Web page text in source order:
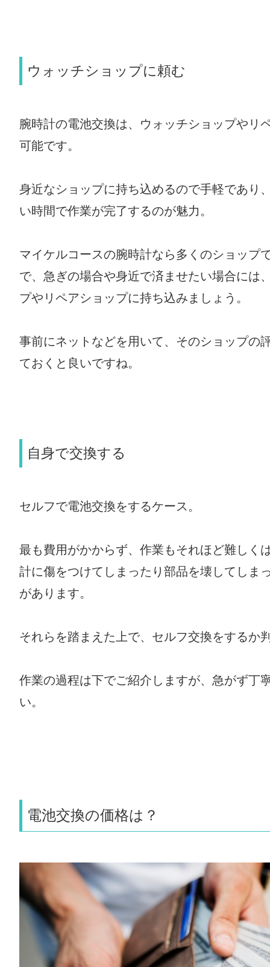
ウォッチショップに頼む
腕時計の電池交換は、ウォッチショップやリ
可能です。
身近なショップに持ち込めるので手軽であり
い時間で作業が完了するのが魅力。
マイケルコースの腕時計なら多くのショップ
で、急ぎの場合や身近で済ませたい場合には
プやリペアショップに持ち込みましょう。
事前にネットなどを用いて、そのショップの
ておくと良いですね。
自身で交換する
セルフで電池交換をするケース。
最も費用がかからず、作業もそれほど難しく
計に傷をつけてしまったり部品を壊してしま
があります。
それらを踏まえた上で、セルフ交換をするか
作業の過程は下でご紹介しますが、急がず丁
い。
電池交換の価格は？